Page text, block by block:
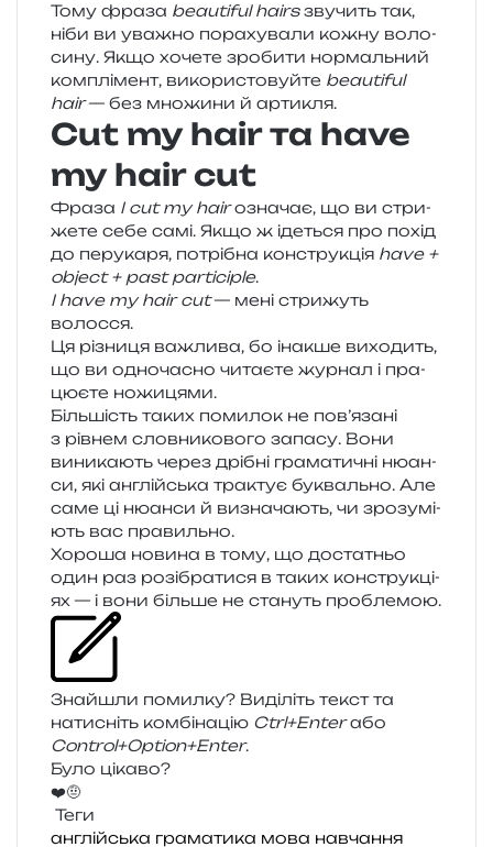
Тому фраза beautiful hairsзву­чить так,
ніби ви ува­жно пора­ху­ва­ли кожну воло­
си­ну. Якщо хоче­те зро­би­ти нор­маль­ний
ком­плі­мент, вико­ри­сто­вуй­те beautiful
hair— без мно­жи­ни й артикля.
Cut my hair та have
my hair cut
Фраза I cut my hairозна­чає, що ви стри­
же­те себе самі. Якщо ж іде­ться про похід
до перу­ка­ря, потрі­бна кон­стру­кція have +
object + past participle.
I have my hair cut— мені стри­жуть
волосся.
Ця різни­ця важли­ва, бо іна­кше вихо­дить,
що ви одно­ча­сно чита­є­те жур­нал і пра­
цю­є­те ножицями.
Більшість таких поми­лок не пов’язані
з рів­нем слов­ни­ко­во­го запа­су. Вони
вини­ка­ють через дрі­бні гра­ма­ти­чні нюан­
си, які англій­ська тра­ктує букваль­но. Але
саме ці нюан­си й визна­ча­ють, чи зро­зу­мі­
ють вас правильно.
Хороша нови­на в тому, що доста­тньо
один раз розі­бра­ти­ся в таких кон­стру­кці­
ях — і вони біль­ше не ста­нуть проблемою.
Знайшли помил­ку? Виділіть текст та
нати­сніть ком­бі­на­цію Ctrl+Enterабо
Control+Option+Enter.
Було цікаво?
❤️🤨
Теги
англійська граматика мова навчання